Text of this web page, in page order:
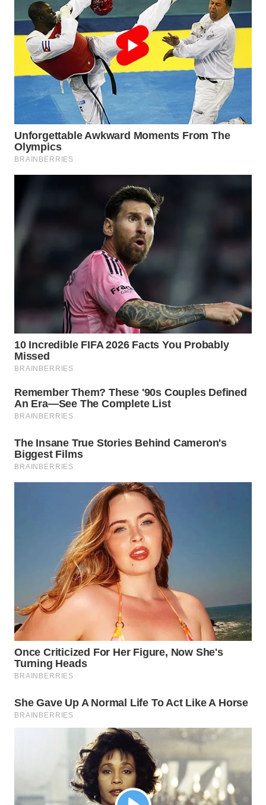
WN
DAIRI
WN
DANAU
TOBA
WN
WN
LANGKAT
WN
KARO
WN
SIMALUNGUN
WN
LABUHANBATU
WN
TAPANULI
TENGAH
WN
PAKPAK
WN
KARAWANG
BEKASI
DEPOK